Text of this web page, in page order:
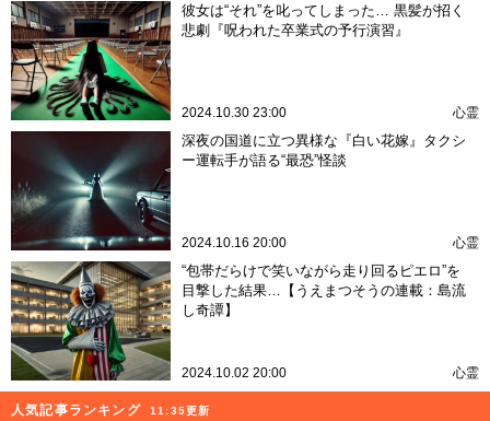
彼女は“それ”を叱ってしまった… 黒髪が招く
悲劇『呪われた卒業式の予行演習』
2024.10.30 23:00 心霊
深夜の国道に立つ異様な『白い花嫁』タクシ
ー運転手が語る“最恐”怪談
2024.10.16 20:00 心霊
“包帯だらけで笑いながら走り回るピエロ”を
目撃した結果…【うえまつそうの連載：島流
し奇譚】
2024.10.02 20:00 心霊
人気記事ランキング 11:35更新